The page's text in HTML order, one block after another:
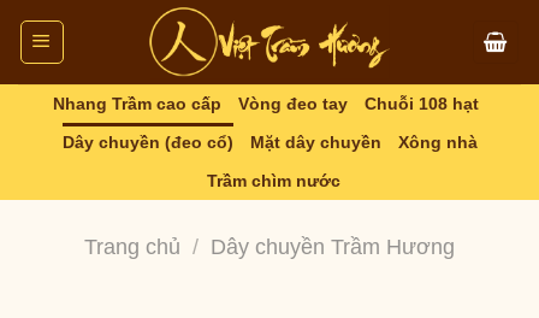
Skip
content
Nhang Trầm cao cấp Vòng đeo tay
Chuỗi 108 hạt
Dây chuyền (đeo cổ)
Mặt dây chuyền
Xông nhà
Trầm chìm nước
Trang chủ / Dây chuyền Trầm Hương